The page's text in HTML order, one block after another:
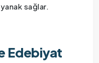
sağlar.
Edebiyat